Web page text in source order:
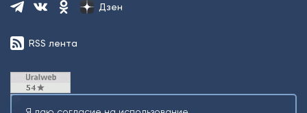
Дзен
RSS лента